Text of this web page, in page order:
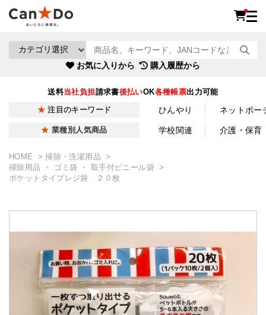
お気に入りから 購入履歴から
送料当社負担請求書後払いOK各種帳票出力可能
注目のキーワード ひんやり ネットポー
業種別人気商品 学校関連 介護・保育
HOME
掃除・洗濯用品
掃除用品 ・ ゴミ袋 ・ 取手付ビニール袋
ポケットタイプレジ袋 ２０枚